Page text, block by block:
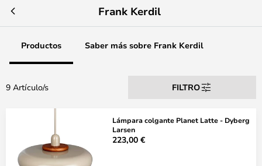
Frank Kerdil
Productos Saber más sobre Frank Kerdil
9 Artículo/s FILTRO
Lámpara colgante Planet Latte - Dyberg
Larsen
223,00 €